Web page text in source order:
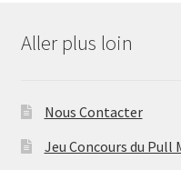
Aller plus loin
Nous Contacter
Jeu Concours du Pull